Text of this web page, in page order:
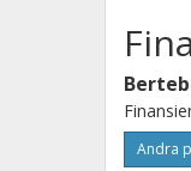
Andra